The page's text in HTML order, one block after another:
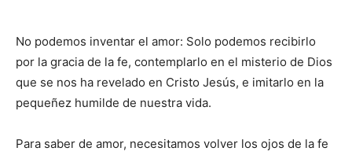
No podemos inventar el amor: Solo podemos recibirlo
por la gracia de la fe, contemplarlo en el misterio de Dios
que se nos ha revelado en Cristo Jesús, e imitarlo en la
pequeñez humilde de nuestra vida.
Para saber de amor, necesitamos volver los ojos de la fe